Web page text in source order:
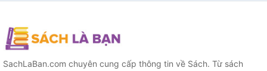
SachLaBan.com chuyên cung cấp thông tin về Sách. Từ sách